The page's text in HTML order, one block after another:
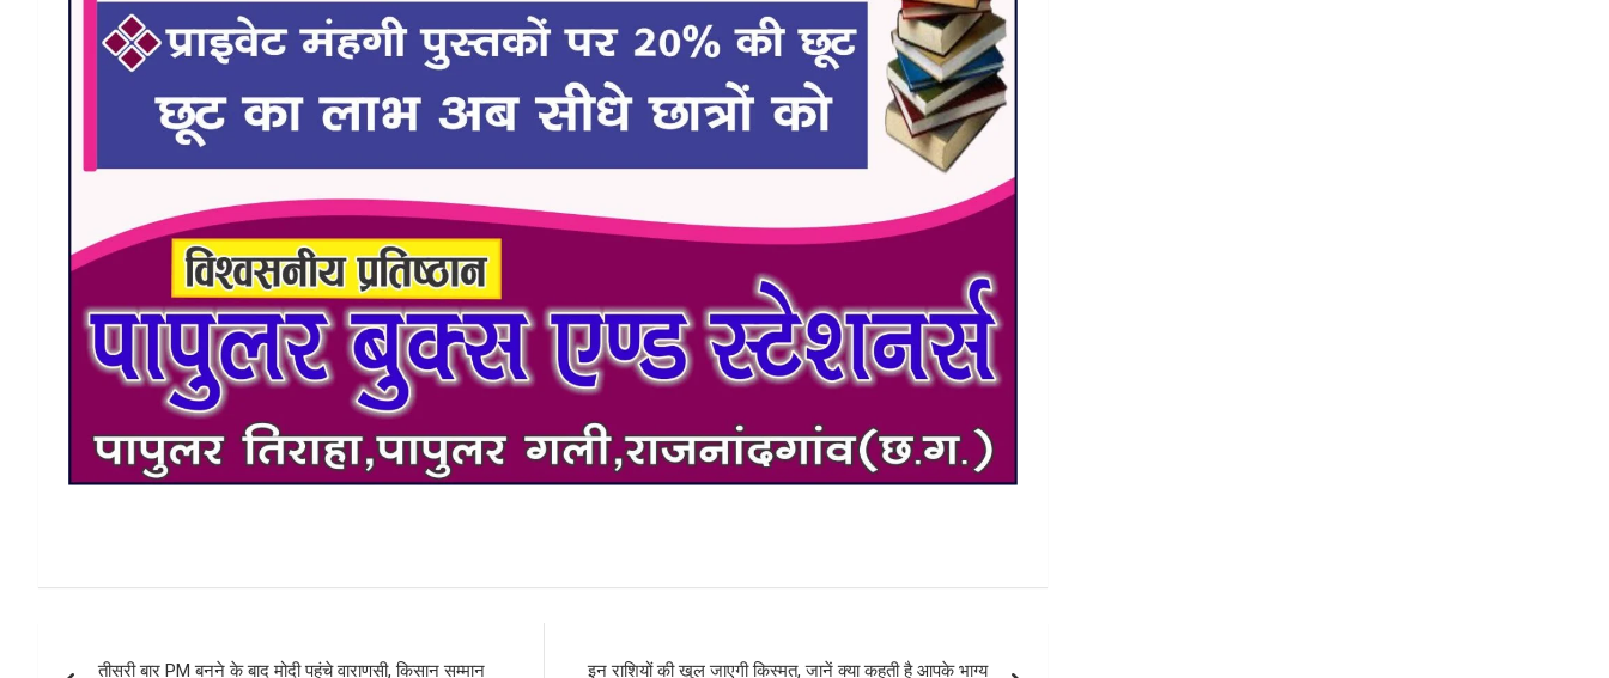
तीसरी बार PM बनने के बाद मोदी पहुंचे वाराणसी, किसान सम्मान
इन राशियों की खुल जाएगी किस्मत, जानें क्या कहती है आपके भाग्य